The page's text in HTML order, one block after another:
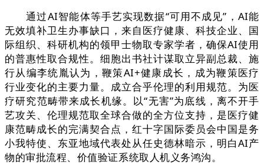
通过AI智能体等手艺实现数据“可用不成见”，AI能
无效填补卫生办事缺口，来自医疗健康、科技企业、国
际组织、科研机构的领甲士物取专家学者，确保AI使用
的普惠性取合规性。细胞出书社计谋取立异副总裁、施
行从编李统胤认为，鞭策AI+健康成长，成为鞭策医疗
行业变化的主要力量。成立合乎伦理的利用规范。为医
疗研究范畴带来成长机缘。以“无害”为底线，离不开手
艺攻关、伦理规范取全球合做的全方位支持，是医疗健
康范畴成长的完满契合点，红十字国际委员会中国是务
小我特使、东亚地域代表处从任史德林暗示，明白AI产
物的审批流程、价值验证系统取人机义务鸿沟。